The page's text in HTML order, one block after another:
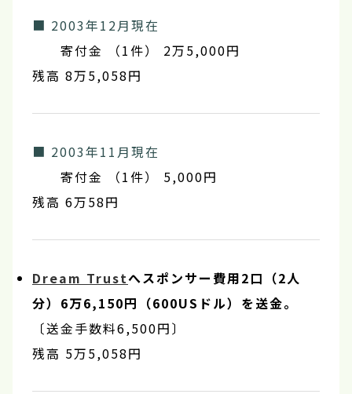
■ 2003年12月現在
寄付金 （1件） 2万5,000円
残高 8万5,058円
■ 2003年11月現在
寄付金 （1件） 5,000円
残高 6万58円
Dream Trustへスポンサー費用2口（2人
分）6万6,150円（600USドル）を送金。
〔送金手数料6,500円〕
残高 5万5,058円